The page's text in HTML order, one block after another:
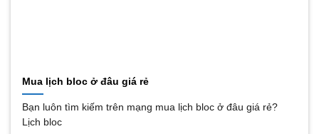
Mua lịch bloc ở đâu giá rẻ
Bạn luôn tìm kiếm trên mạng mua lịch bloc ở đâu giá rẻ?
Lịch bloc